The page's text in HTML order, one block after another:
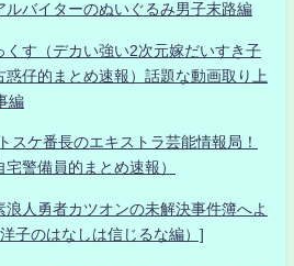
ルバイターのぬいぐるみ男子末路編
くす（デカい強い2次元嫁だいすき子
仔的まとめ速報）話題な動画取り上
編
スケ番長のエキストラ芸能情報局！
宅警備員的まとめ速報）
人勇者カツオンの未解決事件簿へよ
子のはなしは信じるな編）]